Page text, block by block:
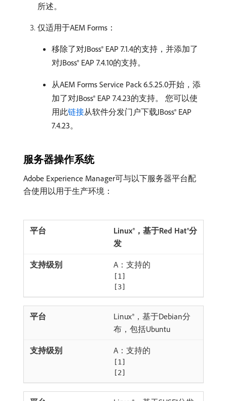
所述。
仅适用于AEM Forms：
移除了对JBoss® EAP 7.1.4的支持，并添加了
对JBoss® EAP 7.4.10的支持。
从AEM Forms Service Pack 6.5.25.0开始，添
加了对JBoss® EAP 7.4.23的支持。 您可以使
用此链接从软件分发门户下载JBoss® EAP
7.4.23。
服务器操作系统
Adobe Experience Manager可与以下服务器平台配
合使用以用于生产环境：
Linux®，基于Red Hat®分
发
A：支持的
[1]
[3]
Linux®，基于Debian分
布，包括Ubuntu
A：支持的
[1]
[2]